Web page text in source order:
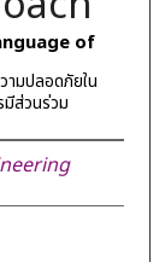
of
มปลอดภัยใน
มีส่วนร่วม